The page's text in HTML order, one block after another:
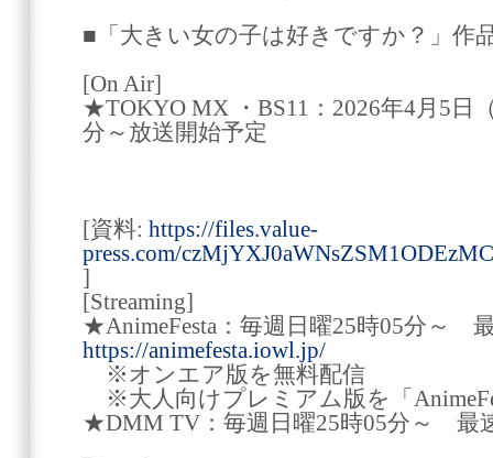
■「大きい女の子は好きですか？」作
[On Air]
★TOKYO MX ・BS11：2026年4月5日
分～放送開始予定
[資料: https://files.value-
press.com/
]
[Streaming]
★AnimeFesta：毎週日曜25時05分～
https://animefesta.iowl.jp/
※オンエア版を無料配信
※大人向けプレミアム版を「
★DMM TV：毎週日曜25時05分～ 最